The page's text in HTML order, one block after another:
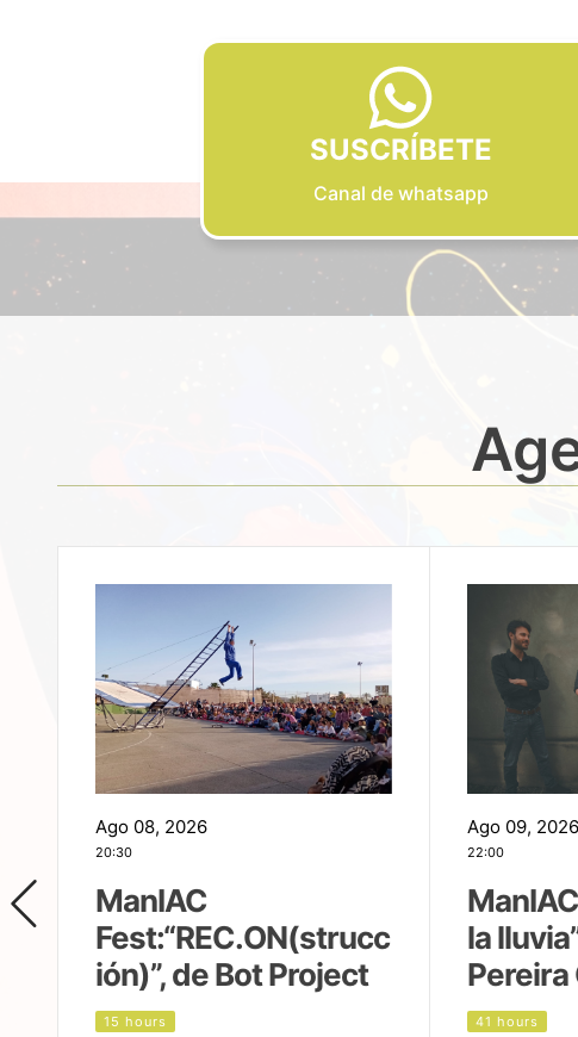
SUSCRÍBETE
Canal de whatsapp
Ago 08, 2026
20:30
ManIAC
Fest:“REC.ON(strucc
ión)”, de Bot Project
15 hours
Ago 09, 2026
22:00
la
41 hours